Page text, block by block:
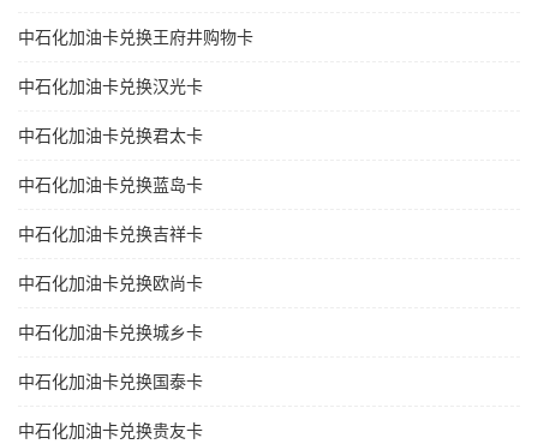
中石化加油卡兑换王府井购物卡
中石化加油卡兑换汉光卡
中石化加油卡兑换君太卡
中石化加油卡兑换蓝岛卡
中石化加油卡兑换吉祥卡
中石化加油卡兑换欧尚卡
中石化加油卡兑换城乡卡
中石化加油卡兑换国泰卡
中石化加油卡兑换贵友卡